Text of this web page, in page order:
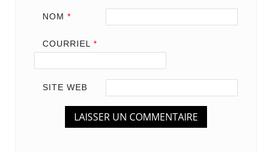
NOM *
COURRIEL *
SITE WEB